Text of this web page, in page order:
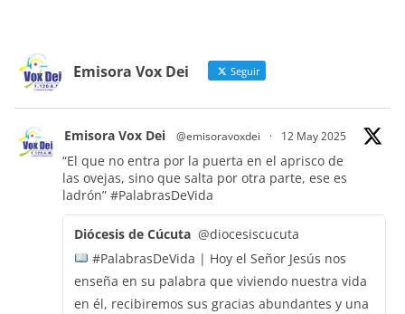
Emisora Vox Dei Seguir
Emisora Vox Dei @emisoravoxdei · 12 May 2025
“El que no entra por la puerta en el aprisco de
las ovejas, sino que salta por otra parte, ese es
ladrón” #PalabrasDeVida
Diócesis de Cúcuta @diocesiscucuta
#PalabrasDeVida | Hoy el Señor Jesús nos
enseña en su palabra que viviendo nuestra vida
en él, recibiremos sus gracias abundantes y una